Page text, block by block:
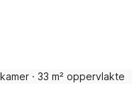
· 33 m² oppervlakte